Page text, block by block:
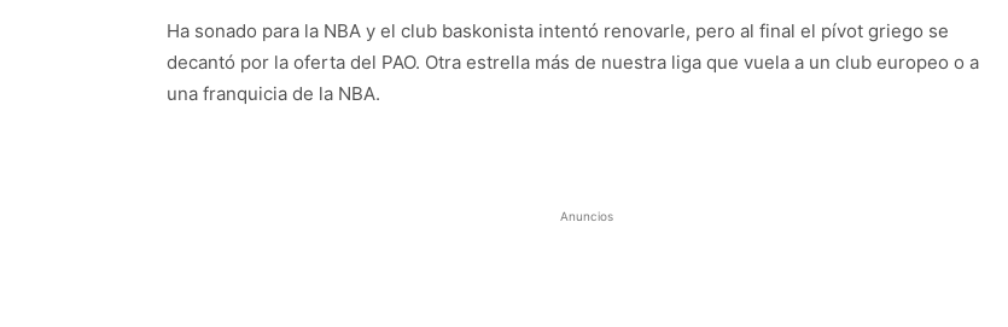
Ha sonado para la NBA y el club baskonista intentó renovarle, pero al final el pívot griego se
decantó por la oferta del PAO. Otra estrella más de nuestra liga que vuela a un club europeo o a
una franquicia de la NBA.
Anuncios